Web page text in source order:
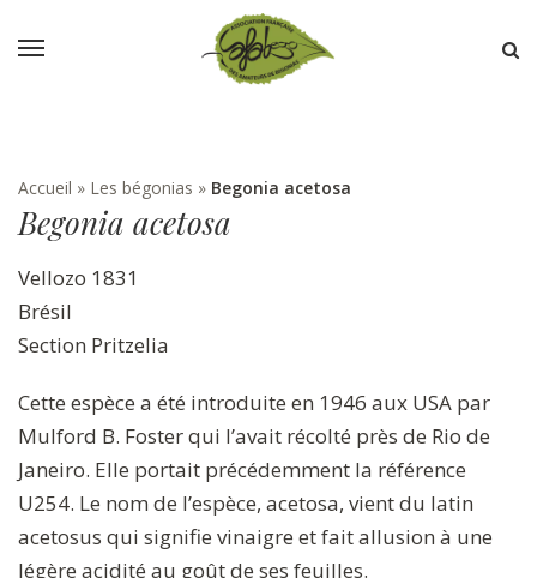
Accueil » Les bégonias » Begonia acetosa
Begonia acetosa
Vellozo 1831
Brésil
Section Pritzelia
Cette espèce a été introduite en 1946 aux USA par
Mulford B. Foster qui l’avait récolté près de Rio de
Janeiro. Elle portait précédemment la référence
U254. Le nom de l’espèce, acetosa, vient du latin
acetosus qui signifie vinaigre et fait allusion à une
légère acidité au goût de ses feuilles.